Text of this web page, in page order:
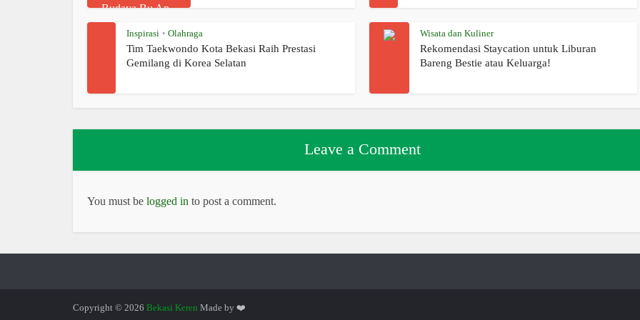
Inspirasi • Olahraga
Tim Taekwondo Kota Bekasi Raih Prestasi
Gemilang di Korea Selatan
Wisata dan Kuliner
Rekomendasi Staycation untuk Liburan
Bareng Bestie atau Keluarga!
Leave a Comment
You must be logged in to post a comment.
Copyright © 2026 Bekasi Keren Made by ❤️